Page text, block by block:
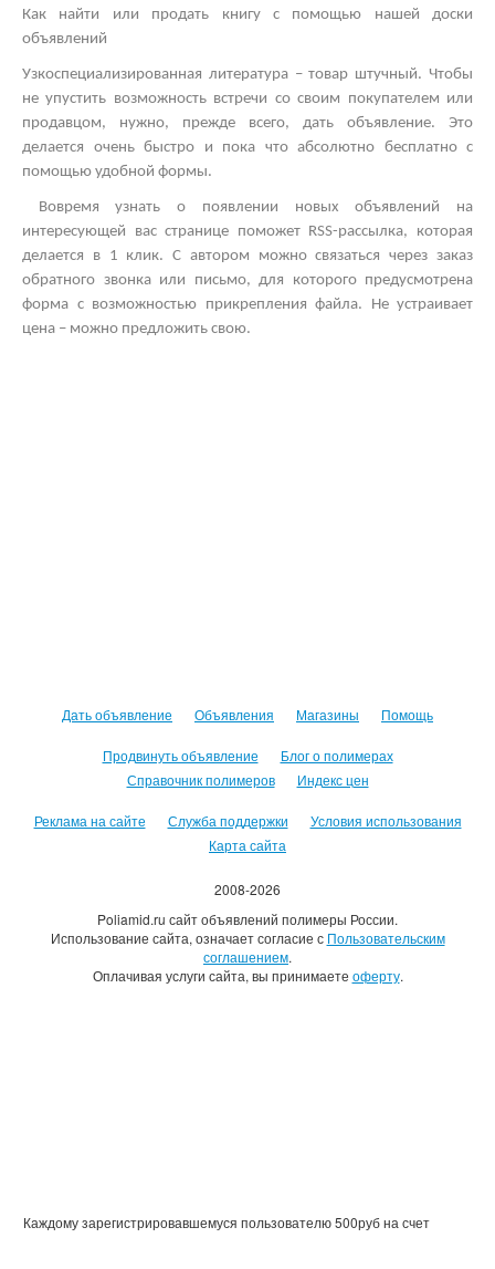
Как найти или продать книгу с помощью нашей доски
объявлений
Узкоспециализированная литература – товар штучный. Чтобы
не упустить возможность встречи со своим покупателем или
продавцом, нужно, прежде всего, дать объявление. Это
делается очень быстро и пока что абсолютно бесплатно с
помощью удобной формы.
Вовремя узнать о появлении новых объявлений на
интересующей вас странице поможет RSS-рассылка, которая
делается в 1 клик. С автором можно связаться через заказ
обратного звонка или письмо, для которого предусмотрена
форма с возможностью прикрепления файла. Не устраивает
цена – можно предложить свою.
Дать объявление Объявления Магазины Помощь
Продвинуть объявление
Блог о полимерах
Справочник полимеров
Индекс цен
Реклама на сайте Служба поддержки
Условия использования
Карта сайта
2008-2026
Poliamid.ru сайт объявлений полимеры России.
Использование сайта, означает согласие с Пользовательским
соглашением.
Оплачивая услуги сайта, вы принимаете оферту.
Каждому зарегистрировавшемуся пользователю 500руб на счет